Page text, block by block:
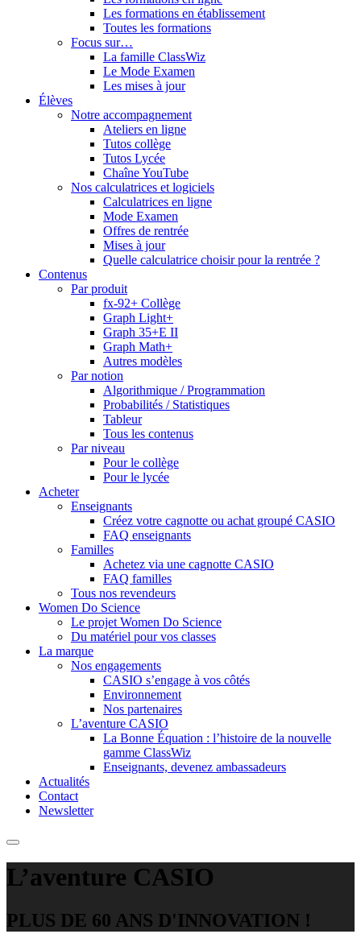
Les formations en établissement
Toutes les formations
Focus sur…
La famille ClassWiz
Le Mode Examen
Les mises à jour
Élèves
Notre accompagnement
Ateliers en ligne
Tutos collège
Tutos Lycée
Chaîne YouTube
Nos calculatrices et logiciels
Calculatrices en ligne
Mode Examen
Offres de rentrée
Mises à jour
Quelle calculatrice choisir pour la rentrée ?
Contenus
Par produit
fx-92+ Collège
Graph Light+
Graph 35+E II
Graph Math+
Autres modèles
Par notion
Algorithmique / Programmation
Probabilités / Statistiques
Tableur
Tous les contenus
Par niveau
Pour le collège
Pour le lycée
Acheter
Enseignants
Créez votre cagnotte ou achat groupé CASIO
FAQ enseignants
Familles
Achetez via une cagnotte CASIO
FAQ familles
Tous nos revendeurs
Women Do Science
Le projet Women Do Science
Du matériel pour vos classes
La marque
Nos engagements
CASIO s’engage à vos côtés
Environnement
Nos partenaires
L’aventure CASIO
La Bonne Équation : l’histoire de la nouvelle
gamme ClassWiz
Enseignants, devenez ambassadeurs
Actualités
Contact
Newsletter
L’aventure CASIO
PLUS DE 60 ANS D'INNOVATION !